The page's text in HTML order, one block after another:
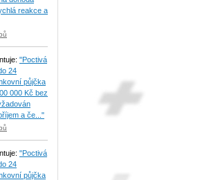
reakce a
"Poctivá
24
půjčka
000 Kč bez
a če..."
"Poctivá
24
půjčka